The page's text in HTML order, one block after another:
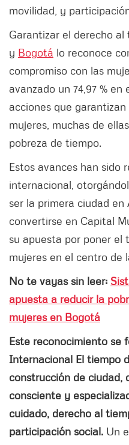
movilidad, y
Garantizar el derecho al
y Bogotá lo reconoce
compromiso con las
avanzado un 74,97 %
acciones que
mujeres, muchas de
pobreza de tiempo.
Estos avances han sido
internacional,
ser la primera ciudad en
convertirse en Capital
su apuesta por poner el
mujeres en el centro de
No te vayas sin leer:
apuesta a reducir la
mujeres en Bogotá
Este reconocimiento se
Internacional El tiempo
construcción de ciudad,
consciente y
cuidado, derecho al
participación social. Un